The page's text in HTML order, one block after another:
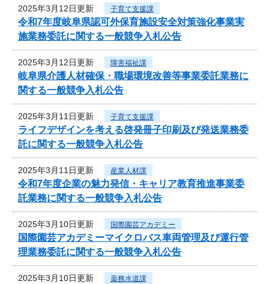
2025年3月12日更新 子育て支援課
令和7年度岐阜県認可外保育施設安全対策強化事業実
施業務委託に関する一般競争入札公告
2025年3月12日更新 障害福祉課
岐阜県介護人材確保・職場環境改善等事業委託業務に
関する一般競争入札公告
2025年3月11日更新 子育て支援課
ライフデザインを考える啓発冊子印刷及び発送業務委
託に関する一般競争入札公告
2025年3月11日更新 産業人材課
令和7年度企業の魅力発信・キャリア教育推進事業委
託業務に関する一般競争入札公告
2025年3月10日更新 国際園芸アカデミー
国際園芸アカデミーマイクロバス車両管理及び運行管
理業務委託に関する一般競争入札公告
2025年3月10日更新 薬務水道課